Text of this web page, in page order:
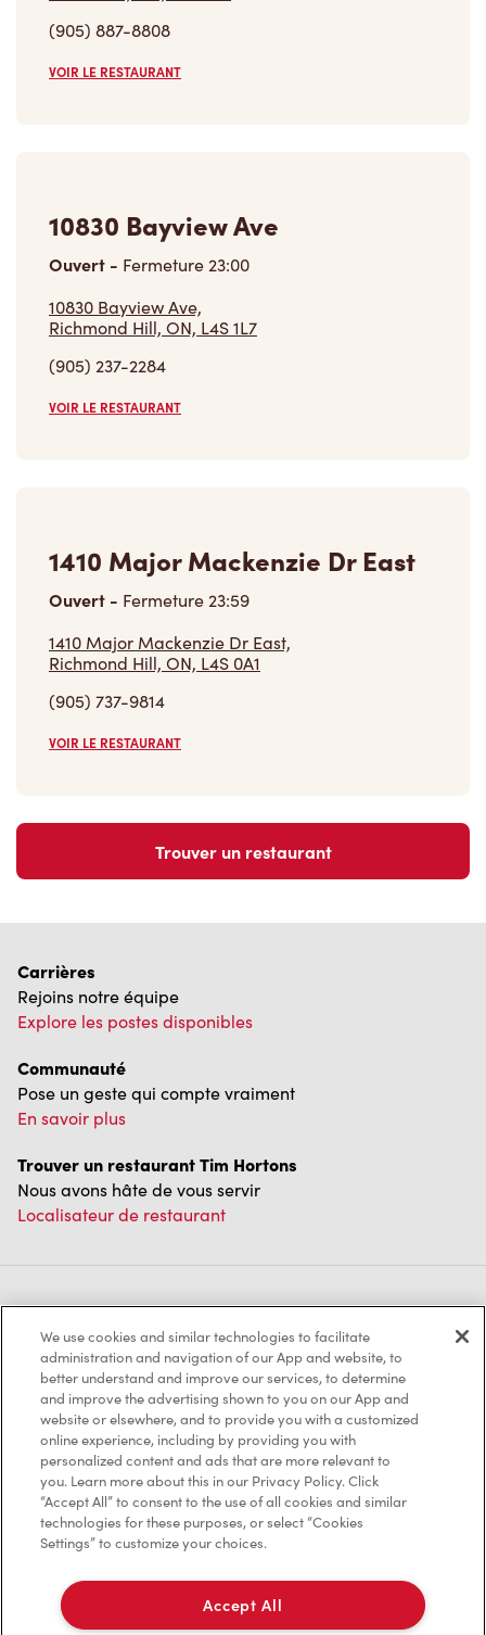
(905) 887-8808
VOIR LE RESTAURANT
10830 Bayview Ave
Ouvert - Fermeture23:00
10830 Bayview Ave,
Richmond Hill, ON, L4S 1L7
(905) 237-2284
VOIR LE RESTAURANT
1410 Major Mackenzie Dr East
Ouvert - Fermeture23:59
1410 Major Mackenzie Dr East,
Richmond Hill, ON, L4S 0A1
(905) 737-9814
VOIR LE RESTAURANT
Trouver un restaurant
Carrières
Rejoins notre équipe
Explore les postes disponibles
Communauté
Pose un geste qui compte vraiment
En savoir plus
Trouver un restaurant Tim Hortons
Nous avons hâte de vous servir
Localisateur de restaurant
Franchisage
Investisseurs
Communiquer avec nous
Foire aux questions
Politique de confidentialité
Marques de commerce
We use cookies and similar technologies to facilitate
administration and navigation of our App and website, to
better understand and improve our services, to determine
and improve the advertising shown to you on our App and
website or elsewhere, and to provide you with a customized
online experience, including by providing you with
personalized content and ads that are more relevant to
you. Learn more about this in our Privacy Policy. Click
“Accept All” to consent to the use of all cookies and similar
technologies for these purposes, or select “Cookies
Settings” to customize your choices.
Accept All